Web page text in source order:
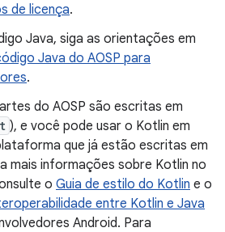
de licença.
Java, siga as orientações em
Java do AOSP para
.
do AOSP são escritas em
), e você pode usar o Kotlin em
que já estão escritas em
mais informações sobre Kotlin no
o Guia de estilo do Kotlin e o
entre Kotlin e Java
Android. Para